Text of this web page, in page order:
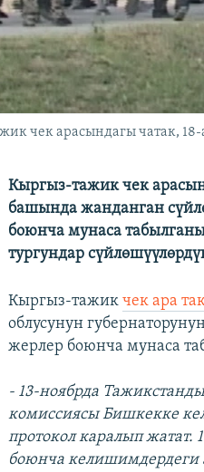
чек арасындагы чатак,
Кыргыз-тажик чек
башында жанданган
боюнча мунаса
тургундар
Кыргыз-тажикчек ара
облусунун
жерлер боюнча мунаса
- 13-ноябрда
комиссиясы Бишкекке
протокол каралып жатат.
боюнча келишимдердеги